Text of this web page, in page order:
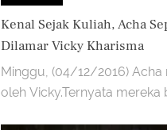
Kenal Sejak Kuliah, Acha
Dilamar Vicky Kharisma
Minggu, (04/12/2016) Acha
oleh Vicky.Ternyata mereka